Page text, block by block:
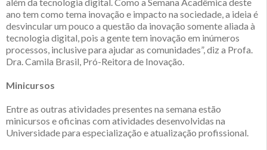
ano tem como tema inovação e impacto na sociedade, a ideia é
desvincular um pouco a questão da inovação somente aliada à
tecnologia digital, pois a gente tem inovação em inúmeros
processos, inclusive para ajudar as comunidades”, diz a Profa.
Dra. Camila Brasil, Pró-Reitora de Inovação.
Minicursos
Entre as outras atividades presentes na semana estão
minicursos e oficinas com atividades desenvolvidas na
Universidade para especialização e atualização profissional.